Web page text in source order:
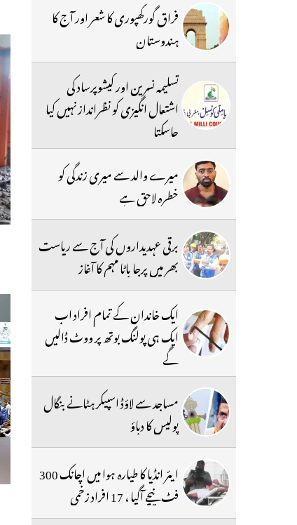
فراق گورکھپوری کا شعر اور آج کا
ہندوستان
تسلیمہ نسرین اور کیشوپرساد کی
اشتعال انگیزی کو نظرانداز نہیں کیا
جاسکتا
میرے والد سے میری زندگی کو
خطرہ لاحق ہے
برقی عہدیداروں کی آج سے ریاست
بھر میں پرجا باٹا مہم کا آغاز
ایک خاندان کے تمام افراد اب
ایک ہی پولنگ بوتھ پر ووٹ ڈالیں
گے
مساجد سے لاؤڈ اسپیکر ہٹانے بنگال
پولیس کا دباؤ
ایئر انڈیا کا طیارہ ہوا میں اچانک 300
فٹ نیچے آگیا ، 17 افراد زخمی